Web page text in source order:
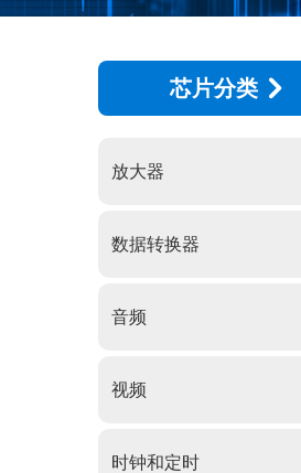
芯片分类
放大器
数据转换器
音频
视频
时钟和定时